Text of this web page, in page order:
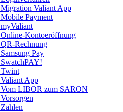
Migration Valiant App
Mobile Payment
myValiant
Online-Kontoeröffnung
QR-Rechnung
Samsung Pay
SwatchPAY!
Twint
Valiant App
Vom LIBOR zum SARON
Vorsorgen
Zahlen